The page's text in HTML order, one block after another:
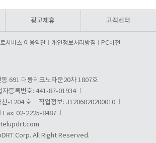
광고제휴 고객센터
서비스 이용약관 개인정보처리방침 PC버전
691 대륭테크노타운20차 1807호
자등록번호: 441-87-01934
천-1204 호
직업정보: J1206020200010
Fax: 02-2225-8487
Corp. All Right Reserved.